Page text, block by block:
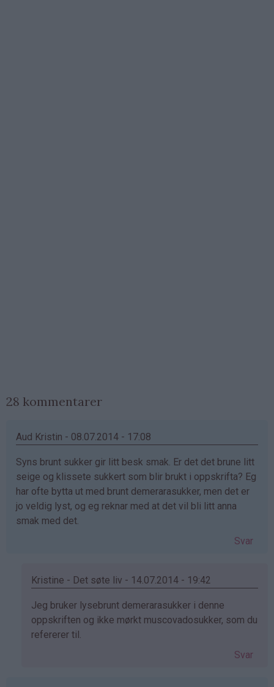
28 kommentarer
Aud Kristin - 08.07.2014 - 17:08
Syns brunt sukker gir litt besk smak. Er det det brune litt
seige og klissete sukkert som blir brukt i oppskrifta? Eg
har ofte bytta ut med brunt demerarasukker, men det er
jo veldig lyst, og eg reknar med at det vil bli litt anna
smak med det.
Svar
Kristine - Det søte liv - 14.07.2014 - 19:42
Som
svar
på
Jeg bruker lysebrunt demerarasukker i denne
oppskriften og ikke mørkt muscovadosukker, som du
refererer til.
Svar